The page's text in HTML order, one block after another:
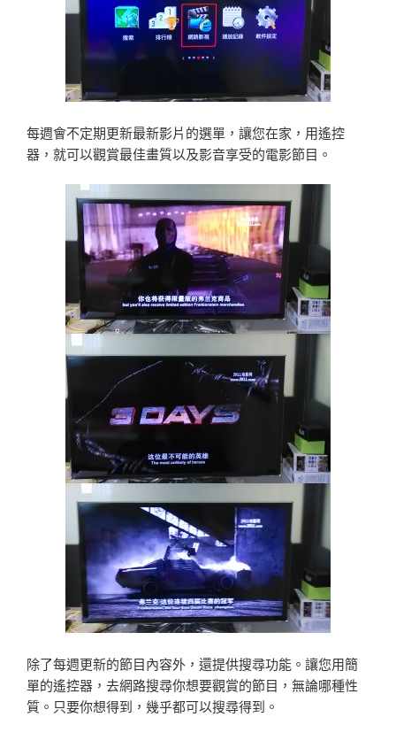
每週會不定期更新最新影片的選單，讓您在家，用遙控
器，就可以觀賞最佳畫質以及影音享受的電影節目。
除了每週更新的節目內容外，還提供搜尋功能。讓您用簡
單的遙控器，去網路搜尋你想要觀賞的節目，無論哪種性
質。只要你想得到，幾乎都可以搜尋得到。